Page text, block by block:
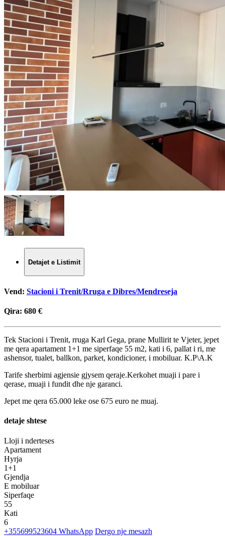
Detajet e Listimit
Vend: Stacioni i Trenit/Rruga e Dibres/Mendreseja
Qira: 680 €
Tek Stacioni i Trenit, rruga Karl Gega, prane Mullirit te Vjeter, jepet
me qera apartament 1+1 me siperfaqe 55 m2, kati i 6, pallat i ri, me
ashensor, tualet, ballkon, parket, kondicioner, i mobiluar. K.P\A.K
Tarife sherbimi agjensie gjysem qeraje.Kerkohet muaji i pare i
qerase, muaji i fundit dhe nje garanci.
Jepet me qera 65.000 leke ose 675 euro ne muaj.
detaje shtese
Lloji i nderteses
Apartament
Hyrja
1+1
Gjendja
E mobiluar
Siperfaqe
55
Kati
6
+355699523604 WhatsApp Dergo nje mesazh